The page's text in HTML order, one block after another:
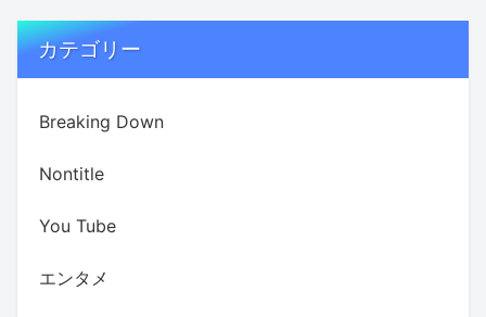
カテゴリー
Breaking Down
Nontitle
You Tube
エンタメ